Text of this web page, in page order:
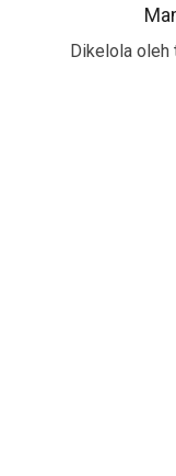
Dikelola oleh